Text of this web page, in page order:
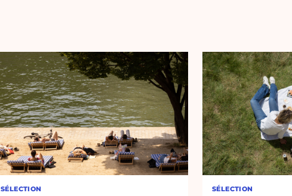
SÉLECTION SÉLECTION